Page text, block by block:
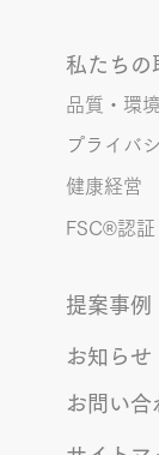
私たちの
品質・環
プライバ
健康経営
FSC®︎認証
提案事例
お知らせ
お問い合